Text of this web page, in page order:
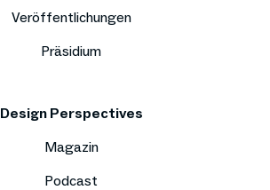
Veröffentlichungen
Präsidium
Design Perspectives
Magazin
Podcast